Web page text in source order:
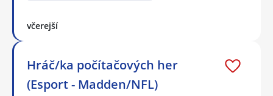
včerejší
Hráč/ka počítačových her
(Esport - Madden/NFL)